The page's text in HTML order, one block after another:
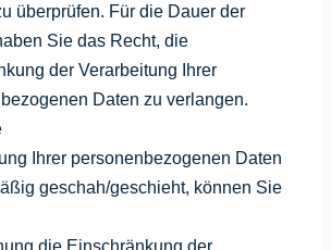
überprüfen. Für die Dauer der
Sie das Recht, die
der Verarbeitung Ihrer
Daten zu verlangen.
Ihrer personenbezogenen Daten
geschah/geschieht, können Sie
die Einschränkung der